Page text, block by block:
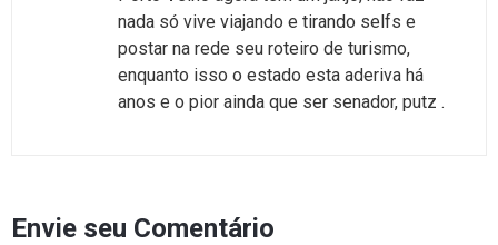
nada só vive viajando e tirando selfs e
postar na rede seu roteiro de turismo,
enquanto isso o estado esta aderiva há
anos e o pior ainda que ser senador, putz .
Envie seu Comentário